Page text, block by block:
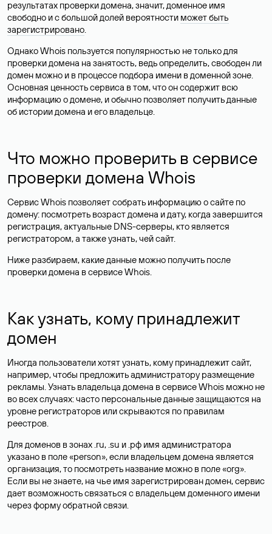
результатах проверки домена, значит, доменное имя
свободно и с большой долей вероятности может быть
зарегистрировано.
Однако Whois пользуется популярностью не только для
проверки домена на занятость, ведь определить, свободен ли
домен можно и в процессе подбора имени в доменной зоне.
Основная ценность сервиса в том, что он содержит всю
информацию о домене, и обычно позволяет получить данные
об истории домена и его владельце.
Что можно проверить в сервисе
проверки домена Whois
Сервис Whois позволяет собрать информацию о сайте по
домену: посмотреть возраст домена и дату, когда завершится
регистрация, актуальные DNS-серверы, кто является
регистратором, а также узнать, чей сайт.
Ниже разбираем, какие данные можно получить после
проверки домена в сервисе Whois.
Как узнать, кому принадлежит
домен
Иногда пользователи хотят узнать, кому принадлежит сайт,
например, чтобы предложить администратору размещение
рекламы. Узнать владельца домена в сервисе Whois можно не
во всех случаях: часто персональные данныезащищаются на
уровне регистраторов или скрываются по правилам
реестров.
Для доменов в зонах .ru, .su и .рф имя администратора
указано в поле «person», если владельцем домена является
организация, то посмотреть название можно в поле «org».
Если вы не знаете, на чье имя зарегистрирован домен, сервис
дает возможность связаться с владельцем доменного имени
через форму обратной связи.